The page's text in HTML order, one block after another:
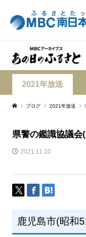
2021年放送
ブログ 2021年放送
県警の鑑識協議
2021.11.10
鹿児島市(昭和